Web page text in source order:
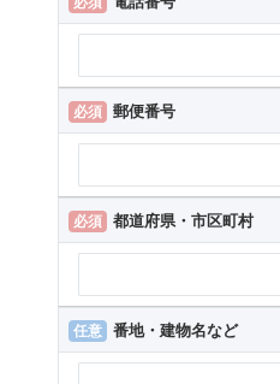
必須 郵便番号
必須 都道府県・市区町村
任意 番地・建物名など